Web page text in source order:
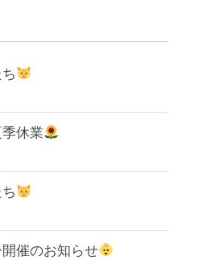
休業
催のお知らせ